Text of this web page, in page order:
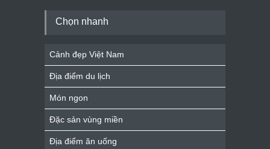
Chọn nhanh
Cảnh đẹp Việt Nam
Địa điểm du lịch
Món ngon
Đặc sản vùng miền
Địa điểm ăn uống